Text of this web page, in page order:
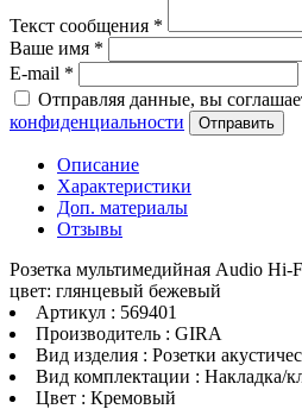
Текст сообщения *
Ваше имя *
E-mail *
Отправляя данные, вы
конфиденциальности
Отправить
Описание
Характеристики
Доп. материалы
Отзывы
Розетка мультимедийная Audio Hi-
цвет: глянцевый бежевый
Артикул : 569401
Производитель : GIRA
Вид изделия : Розетки
Вид комплектации : Накладка/
Цвет : Кремовый